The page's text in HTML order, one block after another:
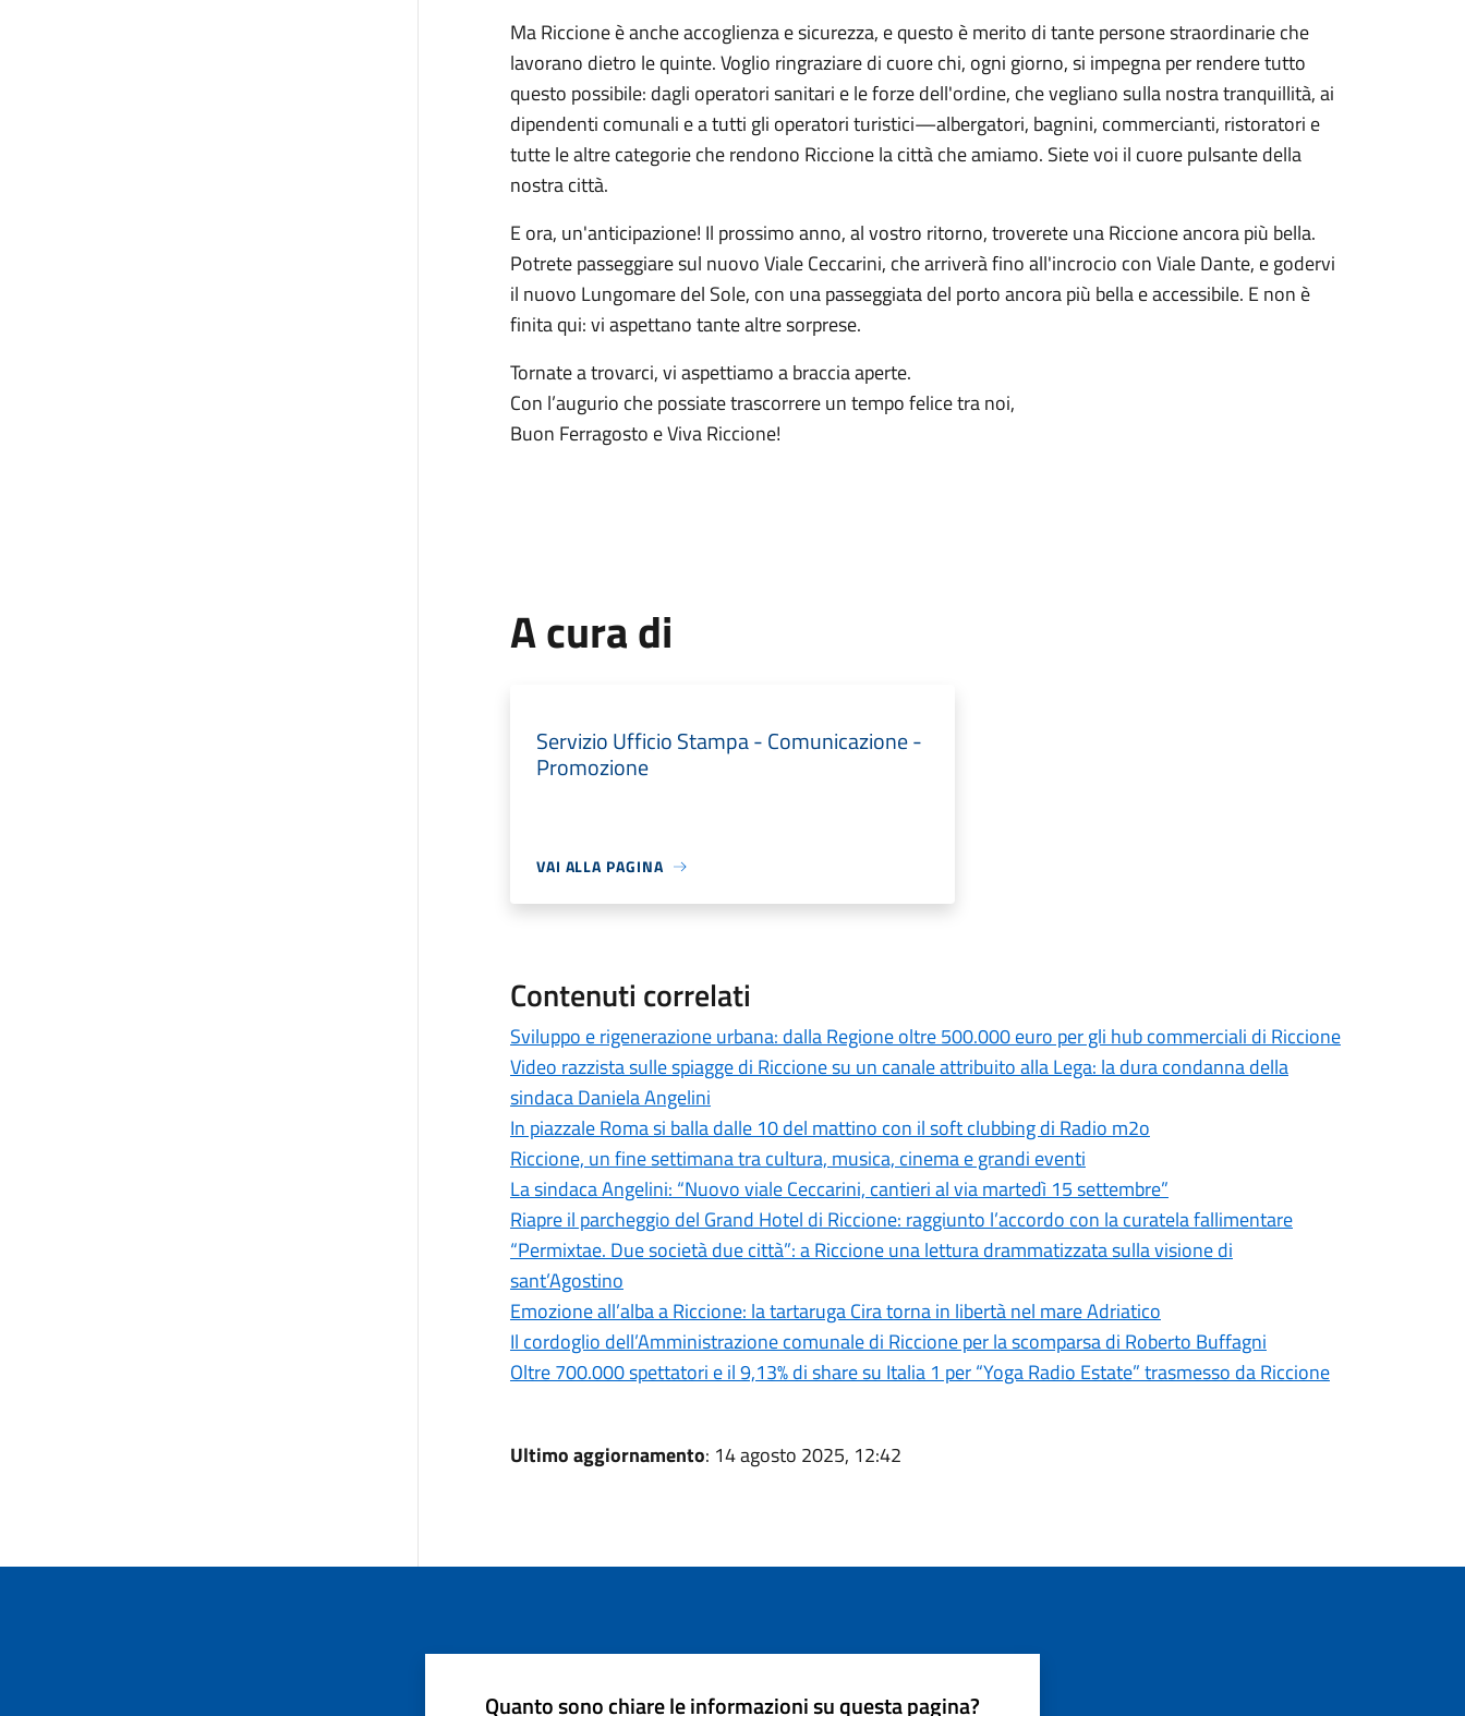
Ma Riccione è anche accoglienza e sicurezza, e questo è merito di tante persone straordinarie che
lavorano dietro le quinte. Voglio ringraziare di cuore chi, ogni giorno, si impegna per rendere tutto
questo possibile: dagli operatori sanitari e le forze dell'ordine, che vegliano sulla nostra tranquillità, ai
dipendenti comunali e a tutti gli operatori turistici—albergatori, bagnini, commercianti, ristoratori e
tutte le altre categorie che rendono Riccione la città che amiamo. Siete voi il cuore pulsante della
nostra città.
E ora, un'anticipazione! Il prossimo anno, al vostro ritorno, troverete una Riccione ancora più bella.
Potrete passeggiare sul nuovo Viale Ceccarini, che arriverà fino all'incrocio con Viale Dante, e godervi
il nuovo Lungomare del Sole, con una passeggiata del porto ancora più bella e accessibile. E non è
finita qui: vi aspettano tante altre sorprese.
Tornate a trovarci, vi aspettiamo a braccia aperte.
Con l’augurio che possiate trascorrere un tempo felice tra noi,
Buon Ferragosto e Viva Riccione!
A cura di
Servizio Ufficio Stampa - Comunicazione -
Promozione
VAI ALLA PAGINA
Contenuti correlati
Sviluppo e rigenerazione urbana: dalla Regione oltre 500.000 euro per gli hub commerciali di Riccione
Video razzista sulle spiagge di Riccione su un canale attribuito alla Lega: la dura condanna della
sindaca Daniela Angelini
In piazzale Roma si balla dalle 10 del mattino con il soft clubbing di Radio m2o
Riccione, un fine settimana tra cultura, musica, cinema e grandi eventi
La sindaca Angelini: “Nuovo viale Ceccarini, cantieri al via martedì 15 settembre”
Riapre il parcheggio del Grand Hotel di Riccione: raggiunto l’accordo con la curatela fallimentare
“Permixtae. Due società due città”: a Riccione una lettura drammatizzata sulla visione di
sant’Agostino
Emozione all’alba a Riccione: la tartaruga Cira torna in libertà nel mare Adriatico
Il cordoglio dell’Amministrazione comunale di Riccione per la scomparsa di Roberto Buffagni
Oltre 700.000 spettatori e il 9,13% di share su Italia 1 per “Yoga Radio Estate” trasmesso da Riccione
Ultimo aggiornamento: 14 agosto 2025, 12:42
Quanto sono chiare le informazioni su questa pagina?